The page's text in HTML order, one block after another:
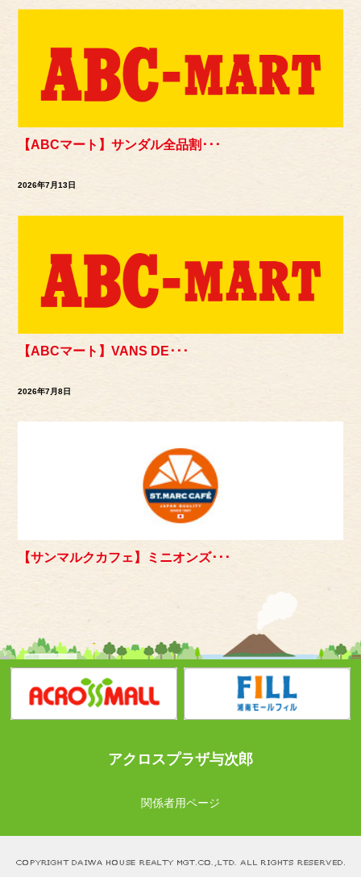
【ABCマート】サンダル全品割･･･
2026年7月13日
【ABCマート】VANS DE･･･
2026年7月8日
【サンマルクカフェ】ミニオンズ･･･
アクロスプラザ与次郎
関係者用ページ